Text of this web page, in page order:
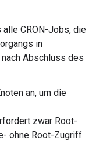
CRON-Jobs, die
in
Abschluss des
an, um die
zwar Root-
ohne Root-Zugriff